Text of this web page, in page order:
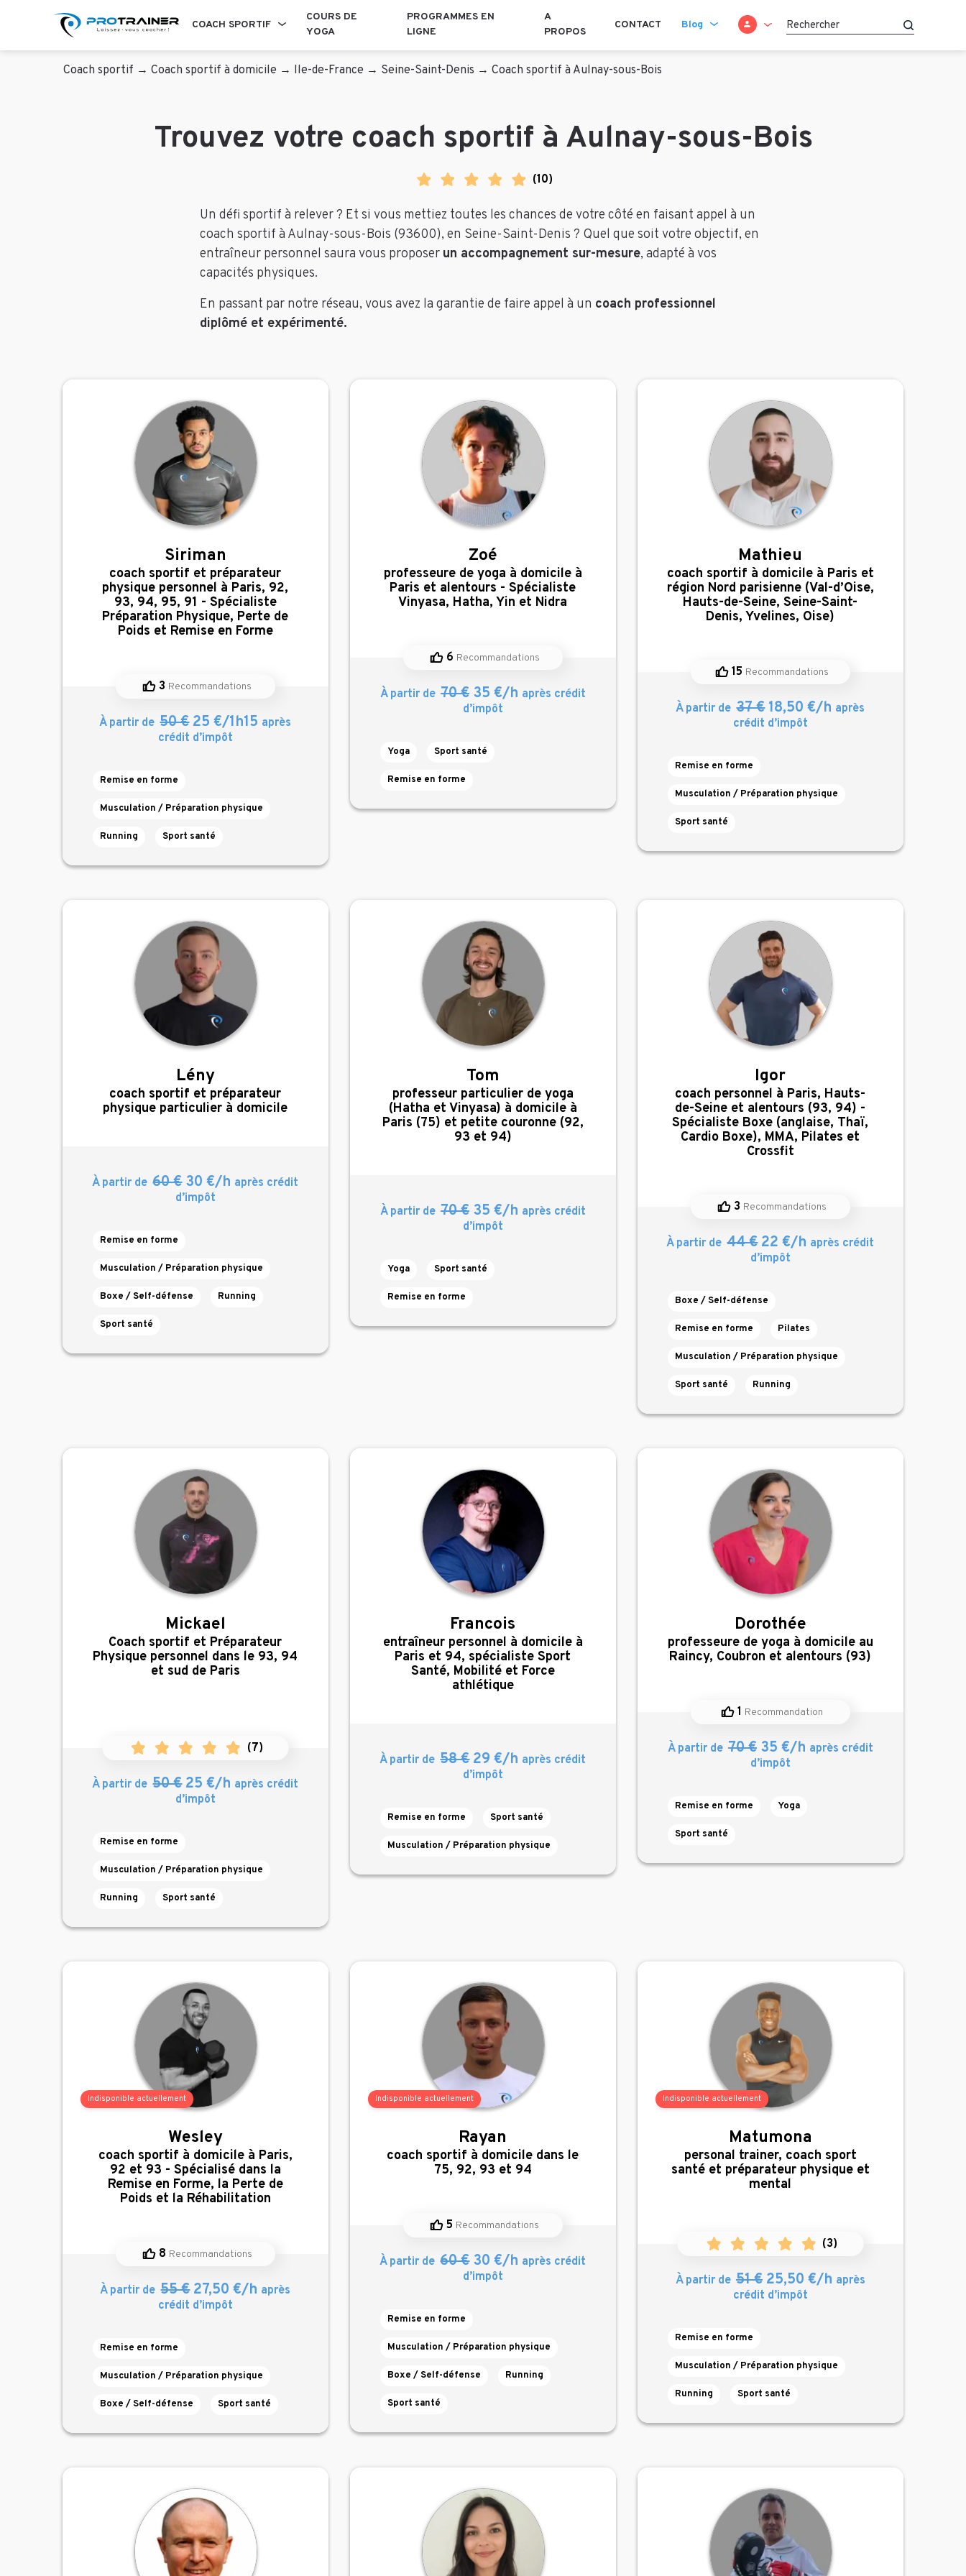
COACH SPORTIF
COURS DE
YOGA
PROGRAMMES EN
LIGNE
A
PROPOS
CONTACT Blog SE CONNECTER
Coach sportif → Coach sportif à domicile → Ile-de-France → Seine-Saint-Denis → Coach sportif à Aulnay-sous-Bois
Trouvez votre coach sportif à Aulnay-sous-Bois
(10)
Un défi sportif à relever ? Et si vous mettiez toutes les chances de votre côté en faisant appel à un
coach sportif à Aulnay-sous-Bois (93600), en Seine-Saint-Denis ? Quel que soit votre objectif, en
entraîneur personnel saura vous proposer un accompagnement sur-mesure, adapté à vos
capacités physiques.
En passant par notre réseau, vous avez la garantie de faire appel à un coach professionnel
diplômé et expérimenté.
Siriman
,
coach sportif et préparateur
physique personnel à Paris, 92,
93, 94, 95, 91 - Spécialiste
Préparation Physique, Perte de
Poids et Remise en Forme
3 Recommandations
À partir de 50 €25 €/1h15 après
crédit d’impôt
Remise en forme
Musculation / Préparation physique
Running Sport santé
Zoé
,
professeure de yoga à domicile à
Paris et alentours - Spécialiste
Vinyasa, Hatha, Yin et Nidra
6 Recommandations
À partir de 70 €35 €/h après crédit
d’impôt
Yoga Sport santé
Remise en forme
Mathieu
,
coach sportif à domicile à Paris et
région Nord parisienne (Val-d’Oise,
Hauts-de-Seine, Seine-Saint-
Denis, Yvelines, Oise)
15 Recommandations
À partir de 37 €18,50 €/h après
crédit d’impôt
Remise en forme
Musculation / Préparation physique
Sport santé
Lény
,
coach sportif et préparateur
physique particulier à domicile
À partir de 60 €30 €/h après crédit
d’impôt
Remise en forme
Musculation / Préparation physique
Boxe / Self-défense Running
Sport santé
Tom
,
professeur particulier de yoga
(Hatha et Vinyasa) à domicile à
Paris (75) et petite couronne (92,
93 et 94)
À partir de 70 €35 €/h après crédit
d’impôt
Yoga Sport santé
Remise en forme
Igor
,
coach personnel à Paris, Hauts-
de-Seine et alentours (93, 94) -
Spécialiste Boxe (anglaise, Thaï,
Cardio Boxe), MMA, Pilates et
Crossfit
3 Recommandations
À partir de 44 €22 €/h après crédit
d’impôt
Boxe / Self-défense
Remise en forme Pilates
Musculation / Préparation physique
Sport santé Running
Mickael
,
Coach sportif et Préparateur
Physique personnel dans le 93, 94
et sud de Paris
(7)
À partir de 50 €25 €/h après crédit
d’impôt
Remise en forme
Musculation / Préparation physique
Running Sport santé
Francois
,
entraîneur personnel à domicile à
Paris et 94, spécialiste Sport
Santé, Mobilité et Force
athlétique
À partir de 58 €29 €/h après crédit
d’impôt
Remise en forme Sport santé
Musculation / Préparation physique
Dorothée
,
professeure de yoga à domicile au
Raincy, Coubron et alentours (93)
1 Recommandation
À partir de 70 €35 €/h après crédit
d’impôt
Remise en forme Yoga
Sport santé
Indisponible actuellement
Wesley
,
coach sportif à domicile à Paris,
92 et 93 - Spécialisé dans la
Remise en Forme, la Perte de
Poids et la Réhabilitation
8 Recommandations
À partir de 55 €27,50 €/h après
crédit d’impôt
Remise en forme
Musculation / Préparation physique
Boxe / Self-défense Sport santé
Indisponible actuellement
Rayan
,
coach sportif à domicile dans le
75, 92, 93 et 94
5 Recommandations
À partir de 60 €30 €/h après crédit
d’impôt
Remise en forme
Musculation / Préparation physique
Boxe / Self-défense Running
Sport santé
Indisponible actuellement
Matumona
,
personal trainer, coach sport
santé et préparateur physique et
mental
(3)
À partir de 51 €25,50 €/h après
crédit d’impôt
Remise en forme
Musculation / Préparation physique
Running Sport santé